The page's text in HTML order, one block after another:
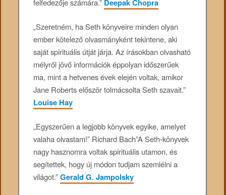
felfedezője számára.” Deepak Chopra
„Szeretném, ha Seth könyveire minden olyan
ember kötelező olvasmányként tekintene, aki
saját spirituális útját járja. Az írásokban olvasható
mélyről jövő információk éppolyan időszerűek
ma, mint a hetvenes évek elején voltak, amikor
Jane Roberts először tolmácsolta Seth szavait.”
Louise Hay
„Egyszerűen a legjobb könyvek egyike, amelyet
valaha olvastam!” Richard Bach”A Seth-könyvek
nagy hasznomra voltak spirituális utamon, és
segítettek, hogy új módon tudjam szemlélni a
világot.”Gerald G. Jampolsky